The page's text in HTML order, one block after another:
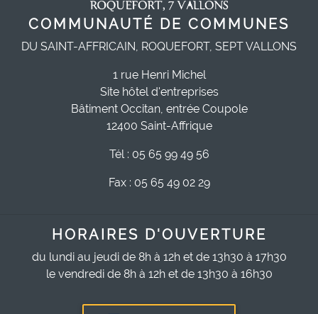
COMMUNAUTÉ DE COMMUNES
DU SAINT-AFFRICAIN, ROQUEFORT, SEPT VALLONS
1 rue Henri Michel
Site hôtel d'entreprises
Bâtiment Occitan, entrée Coupole
12400 Saint-Affrique
Tél : 05 65 99 49 56
Fax : 05 65 49 02 29
HORAIRES D'OUVERTURE
du lundi au jeudi de 8h à 12h et de 13h30 à 17h30
le vendredi de 8h à 12h et de 13h30 à 16h30